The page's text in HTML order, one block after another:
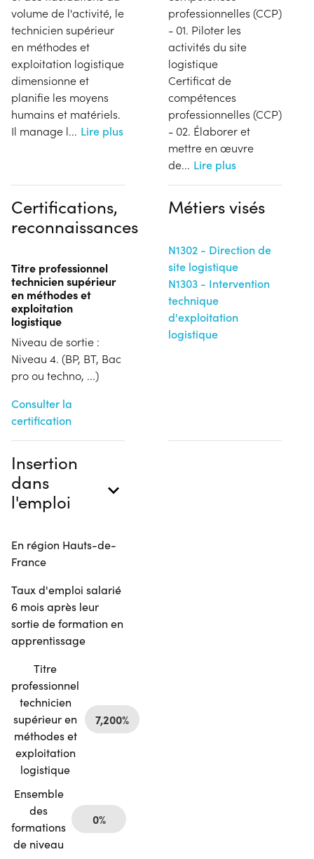
volume de l'activité, le
technicien supérieur
en méthodes et
exploitation logistique
dimensionne et
planifie les moyens
humains et matériels.
Il manage l... Lire plus
professionnelles (CCP)
- 01. Piloter les
activités du site
logistique
Certificat de
compétences
professionnelles (CCP)
- 02. Élaborer et
mettre en œuvre
de... Lire plus
Certifications,
reconnaissances
Titre professionnel
technicien supérieur
en méthodes et
exploitation
logistique
Niveau de sortie :
Niveau 4. (BP, BT, Bac
pro ou techno, ...)
Consulter la
certification
Métiers visés
N1302 - Direction de
site logistique
N1303 - Intervention
technique
d'exploitation
logistique
Insertion
dans
l'emploi
En région Hauts-de-
France
Taux d'emploi salarié
6 mois après leur
sortie de formation en
apprentissage
Titre
professionnel
technicien
supérieur en
méthodes et
exploitation
logistique
7,200%
Ensemble
des
formations
de niveau
0%